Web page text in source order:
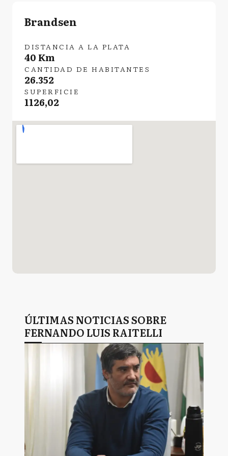
Brandsen
DISTANCIA A LA PLATA
40 Km
CANTIDAD DE HABITANTES
26.352
SUPERFICIE
1126,02
ÚLTIMAS NOTICIAS SOBRE
FERNANDO LUIS RAITELLI